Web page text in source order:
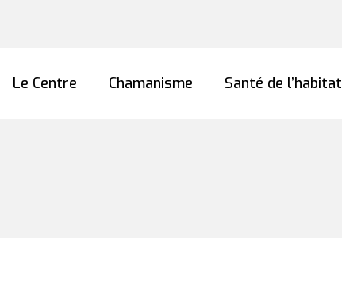
Le Centre Chamanisme Santé de l’habitat